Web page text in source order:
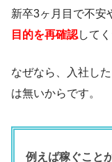
新卒3ヶ月目で不安
目的を再確認して
なぜなら、入社し
は無いからです。
例えば稼ぐこと